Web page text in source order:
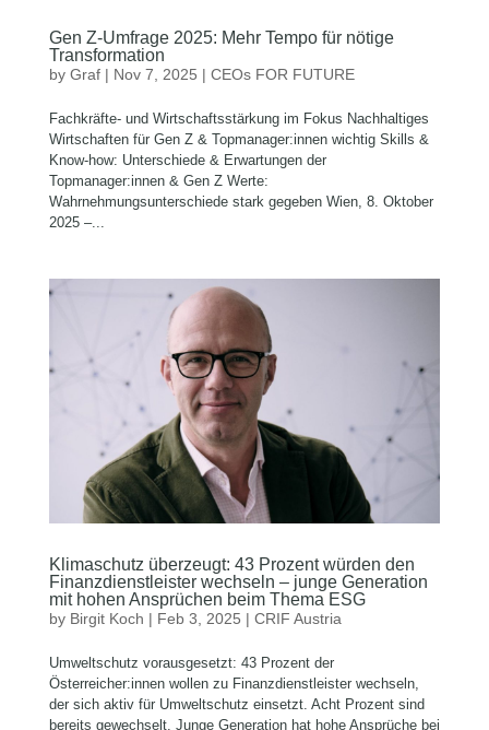
Gen Z-Umfrage 2025: Mehr Tempo für nötige
Transformation
by Graf| Nov 7, 2025 | CEOs FOR FUTURE
Fachkräfte- und Wirtschaftsstärkung im Fokus Nachhaltiges
Wirtschaften für Gen Z & Topmanager:innen wichtig Skills &
Know-how: Unterschiede & Erwartungen der
Topmanager:innen & Gen Z Werte:
Wahrnehmungsunterschiede stark gegeben Wien, 8. Oktober
2025 –...
Klimaschutz überzeugt: 43 Prozent würden den
Finanzdienstleister wechseln – junge Generation
mit hohen Ansprüchen beim Thema ESG
by Birgit Koch | Feb 3, 2025 | CRIF Austria
Umweltschutz vorausgesetzt: 43 Prozent der
Österreicher:innen wollen zu Finanzdienstleister wechseln,
der sich aktiv für Umweltschutz einsetzt. Acht Prozent sind
bereits gewechselt. Junge Generation hat hohe Ansprüche bei